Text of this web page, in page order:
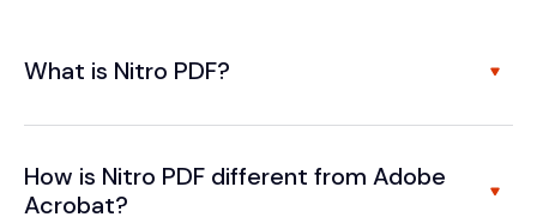
What is Nitro PDF?
How is Nitro PDF different from Adobe
Acrobat?